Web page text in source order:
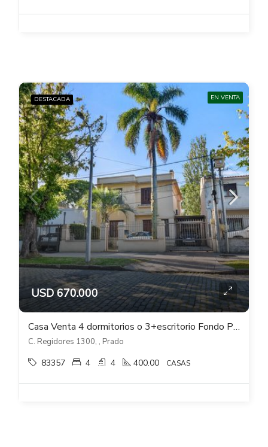
DESTACADA EN VENTA
USD 670.000
Casa Venta 4 dormitorios o 3+escritorio Fondo Piscina Bbcoa Gge en Prado
C. Regidores 1300, , Prado
83357 4 4 400.00 CASAS